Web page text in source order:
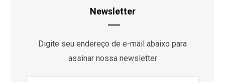
Newsletter
Digite seu endereço de e-mail abaixo para
assinar nossa newsletter